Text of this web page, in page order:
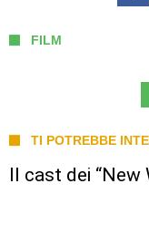
FILM
TI POTREBBE
Il cast dei “New